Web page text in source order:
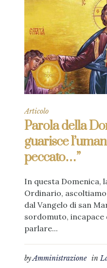
Articolo
Parola della
guarisce
peccato…”
In questa Domenica,
Ordinario,
dal Vangelo di san
sordomuto, incapace
parlare...
byAmministrazione in